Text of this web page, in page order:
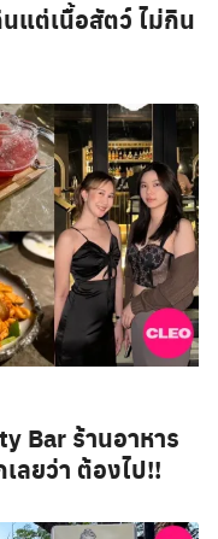
แต่เนื้อสัตว์ ไม่กิน
Bar ร้านอาหาร
ลยว่า ต้องไป!!